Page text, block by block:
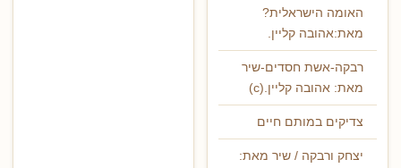
האומה הישראלית?
מאת:אהובה קליין.
רבקה-אשת חסדים-שיר
מאת: אהובה קליין.(c)
צדיקים במותם חיים
יצחק ורבקה / שיר מאת: